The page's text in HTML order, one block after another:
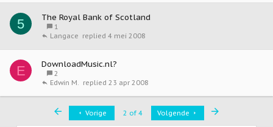
5 The Royal Bank of Scotland
1
4 mei 2008
Langace
E DownloadMusic.nl?
2
23 apr 2008
Edwin M.
Vorige 2 of 4 Volgende